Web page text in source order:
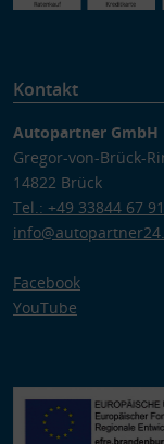
Kontakt
Autopartner GmbH
Gregor-von-Brück-
14822 Brück
Tel.: +49 33844 67
Facebook
YouTube